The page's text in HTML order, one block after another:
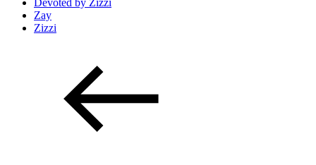
Devoted by Zizzi
Zay
Zizzi